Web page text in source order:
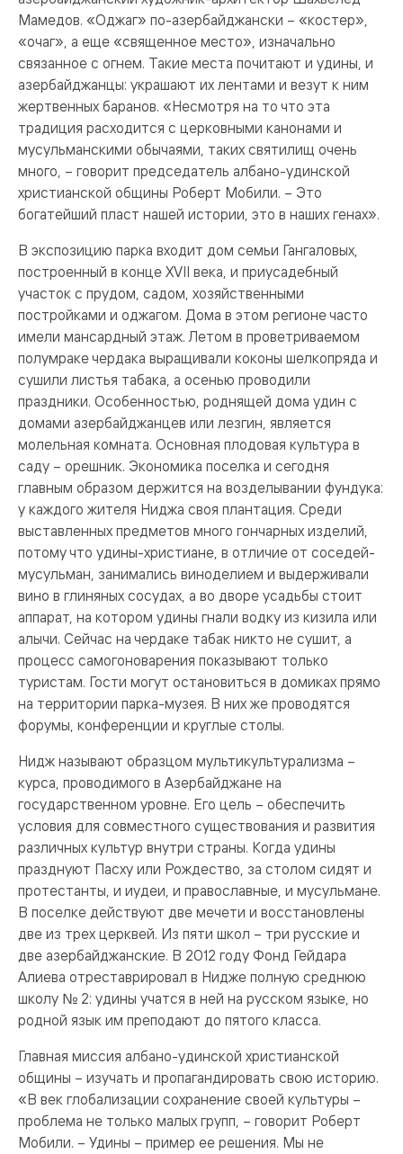
Мамедов. «Оджаг» по-азербайджански – «костер»,
«очаг», а еще «священное место», изначально
связанное с огнем. Такие места почитают и удины, и
азербайджанцы: украшают их лентами и везут к ним
жертвенных баранов. «Несмотря на то что эта
традиция расходится с церковными канонами и
мусульманскими обычаями, таких святилищ очень
много, – говорит председатель албано-удинской
христианской общины Роберт Мобили. – Это
богатейший пласт нашей истории, это в наших генах».
В экспозицию парка входит дом семьи Гангаловых,
построенный в конце XVII века, и приусадебный
участок с прудом, садом, хозяйственными
постройками и оджагом. Дома в этом регионе часто
имели мансардный этаж. Летом в проветриваемом
полумраке чердака выращивали коконы шелкопряда и
сушили листья табака, а осенью проводили
праздники. Особенностью, роднящей дома удин с
домами азербайджанцев или лезгин, является
молельная комната. Основная плодовая культура в
саду – орешник. Экономика поселка и сегодня
главным образом держится на возделывании фундука:
у каждого жителя Ниджа своя плантация. Среди
выставленных предметов много гончарных изделий,
потому что удины-христиане, в отличие от соседей-
мусульман, занимались виноделием и выдерживали
вино в глиняных сосудах, а во дворе усадьбы стоит
аппарат, на котором удины гнали водку из кизила или
алычи. Сейчас на чердаке табак никто не сушит, а
процесс самогоноварения показывают только
туристам. Гости могут остановиться в домиках прямо
на территории парка-музея. В них же проводятся
форумы, конференции и круглые столы.
Нидж называют образцом мультикультурализма –
курса, проводимого в Азербайджане на
государственном уровне. Его цель – обеспечить
условия для совместного существования и развития
различных культур внутри страны. Когда удины
празднуют Пасху или Рождество, за столом сидят и
протестанты, и иудеи, и православные, и мусульмане.
В поселке действуют две мечети и восстановлены
две из трех церквей. Из пяти школ – три русские и
две азербайджанские. В 2012 году Фонд Гейдара
Алиева отреставрировал в Нидже полную среднюю
школу № 2: удины учатся в ней на русском языке, но
родной язык им преподают до пятого класса.
Главная миссия албано-удинской христианской
общины – изучать и пропагандировать свою историю.
«В век глобализации сохранение своей культуры –
проблема не только малых групп, – говорит Роберт
Мобили. – Удины – пример ее решения. Мы не